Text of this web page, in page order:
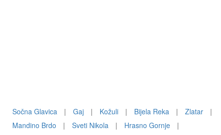
Sočna Glavica | Gaj | Kožuli | Bijela Reka | Zlatar
|
Mandino Brdo
| Sveti Nikola | Hrasno Gornje
|